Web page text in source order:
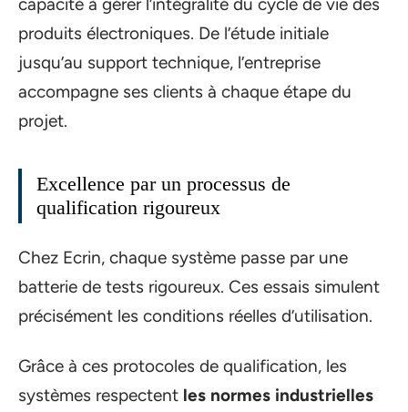
produits électroniques. De l’étude initiale
jusqu’au support technique, l’entreprise
accompagne ses clients à chaque étape du
projet.
Excellence par un processus de
qualification rigoureux
Chez Ecrin, chaque système passe par une
batterie de tests rigoureux. Ces essais simulent
précisément les conditions réelles d’utilisation.
Grâce à ces protocoles de qualification, les
systèmes respectent les normes industrielles